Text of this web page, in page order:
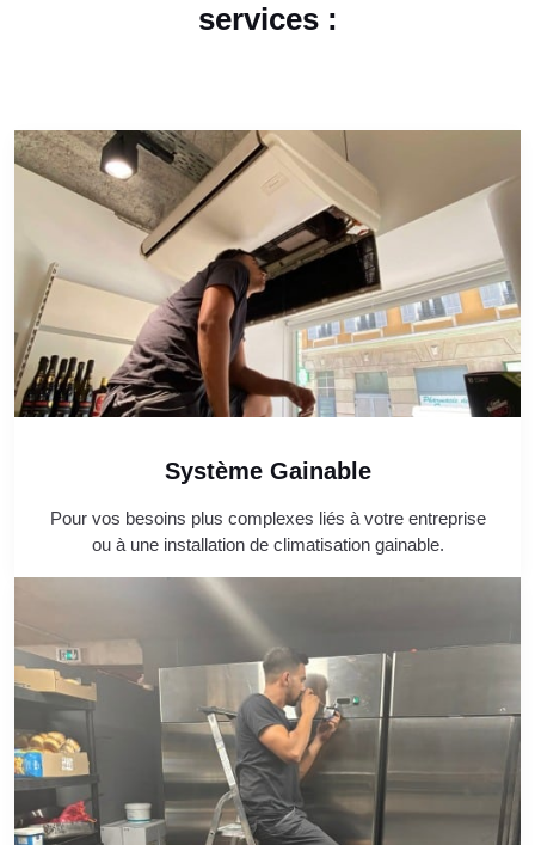
services :
Système Gainable
Pour vos besoins plus complexes liés à votre entreprise
ou à une installation de climatisation gainable.